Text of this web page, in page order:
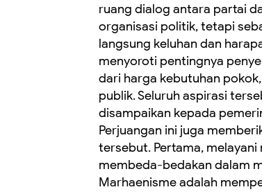
ruang dialog antara partai
organisasi politik, tetapi
langsung keluhan dan
menyoroti pentingnya
dari harga kebutuhan
publik. Seluruh aspirasi
disampaikan kepada
Perjuangan ini juga
tersebut. Pertama,
membeda-bedakan dalam
Marhaenisme adalah